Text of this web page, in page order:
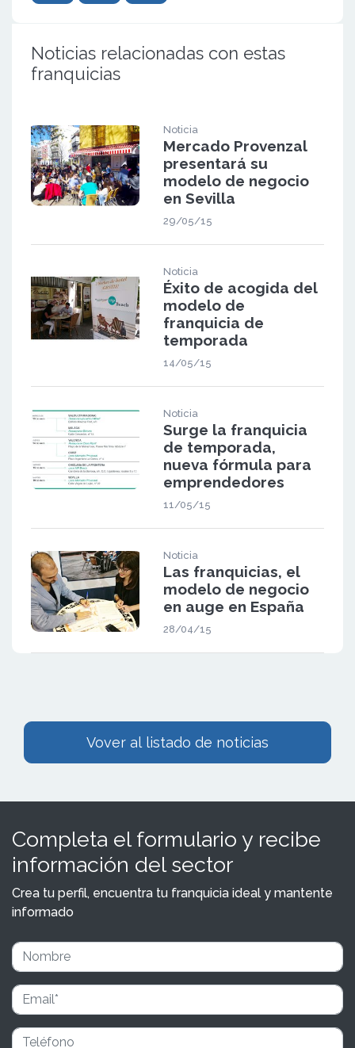
Noticias relacionadas con estas
franquicias
Noticia
Mercado Provenzal
presentará su
modelo de negocio
en Sevilla
29/05/15
Noticia
Éxito de acogida del
modelo de
franquicia de
temporada
14/05/15
Noticia
Surge la franquicia
de temporada,
nueva fórmula para
emprendedores
11/05/15
Noticia
Las franquicias, el
modelo de negocio
en auge en España
28/04/15
Vover al listado de noticias
Completa el formulario y recibe
información del sector
Crea tu perfil, encuentra tu franquicia ideal y mantente
informado